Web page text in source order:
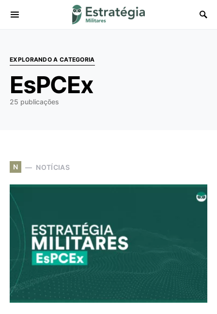
Procurar:
EXPLORANDO A CATEGORIA
EsPCEx
25 publicações
N NOTÍCIAS